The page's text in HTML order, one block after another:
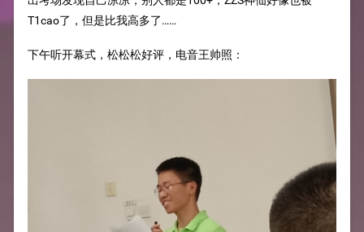
T1cao了，但是比我高多了……
下午听开幕式，松松松好评，电音王帅照：